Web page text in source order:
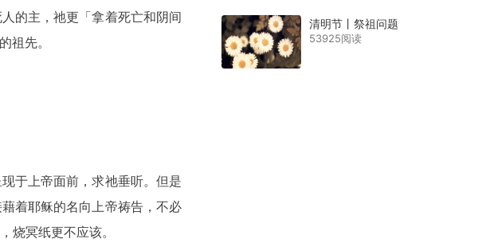
的主，祂更「拿着死亡和阴间
祖先。
于上帝面前，求祂垂听。但是
着耶稣的名向上帝祷告，不必
烧冥纸更不应该。
清明节丨祭祖问题
53925阅读